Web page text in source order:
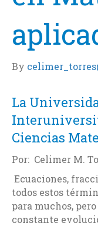
By
La
Ciencias
Por: Celimer M.
Ecuaciones,
todos estos
para muchos,
constante